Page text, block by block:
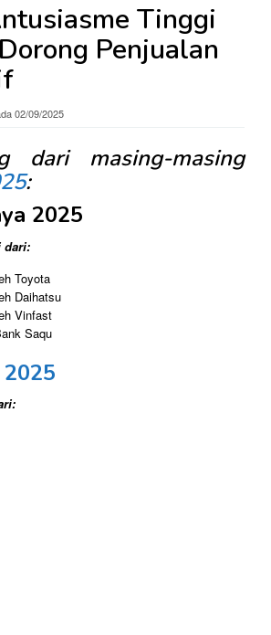
Tinggi
Penjualan
02/09/2025
dari masing-masing
:
2025
dari:
Toyota
Daihatsu
Vinfast
Saqu